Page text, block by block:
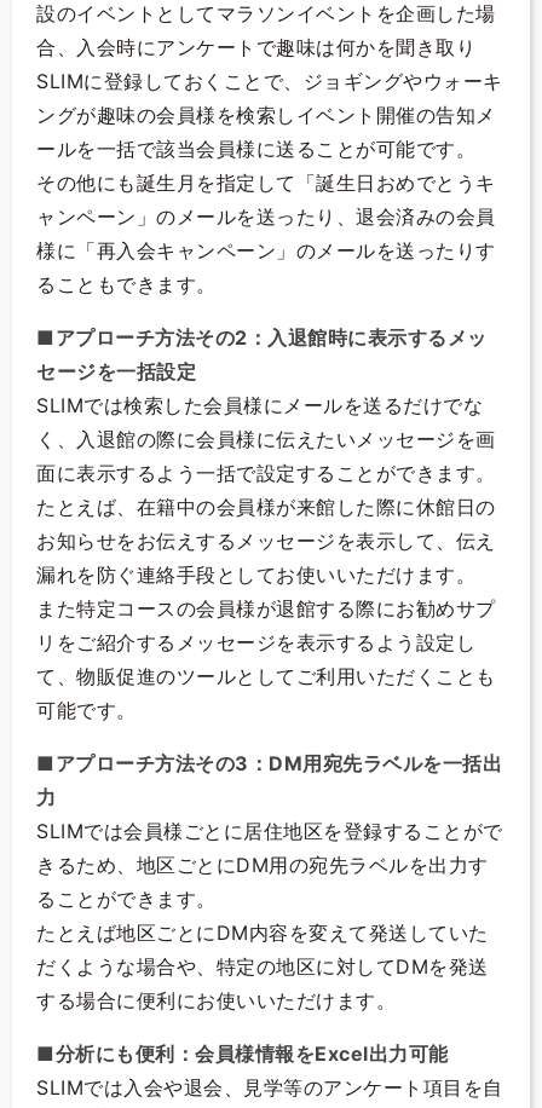
設のイベントとしてマラソンイベントを企画した場
合、入会時にアンケートで趣味は何かを聞き取り
SLIMに登録しておくことで、ジョギングやウォーキ
ングが趣味の会員様を検索しイベント開催の告知メ
ールを一括で該当会員様に送ることが可能です。
その他にも誕生月を指定して「誕生日おめでとうキ
ャンペーン」のメールを送ったり、退会済みの会員
様に「再入会キャンペーン」のメールを送ったりす
ることもできます。
■アプローチ方法その2：入退館時に表示するメッ
セージを一括設定
SLIMでは検索した会員様にメールを送るだけでな
く、入退館の際に会員様に伝えたいメッセージを画
面に表示するよう一括で設定することができます。
たとえば、在籍中の会員様が来館した際に休館日の
お知らせをお伝えするメッセージを表示して、伝え
漏れを防ぐ連絡手段としてお使いいただけます。
また特定コースの会員様が退館する際にお勧めサプ
リをご紹介するメッセージを表示するよう設定し
て、物販促進のツールとしてご利用いただくことも
可能です。
■アプローチ方法その3：DM用宛先ラベルを一括出
力
SLIMでは会員様ごとに居住地区を登録することがで
きるため、地区ごとにDM用の宛先ラベルを出力す
ることができます。
たとえば地区ごとにDM内容を変えて発送していた
だくような場合や、特定の地区に対してDMを発送
する場合に便利にお使いいただけます。
■分析にも便利：会員様情報をExcel出力可能
SLIMでは入会や退会、見学等のアンケート項目を自